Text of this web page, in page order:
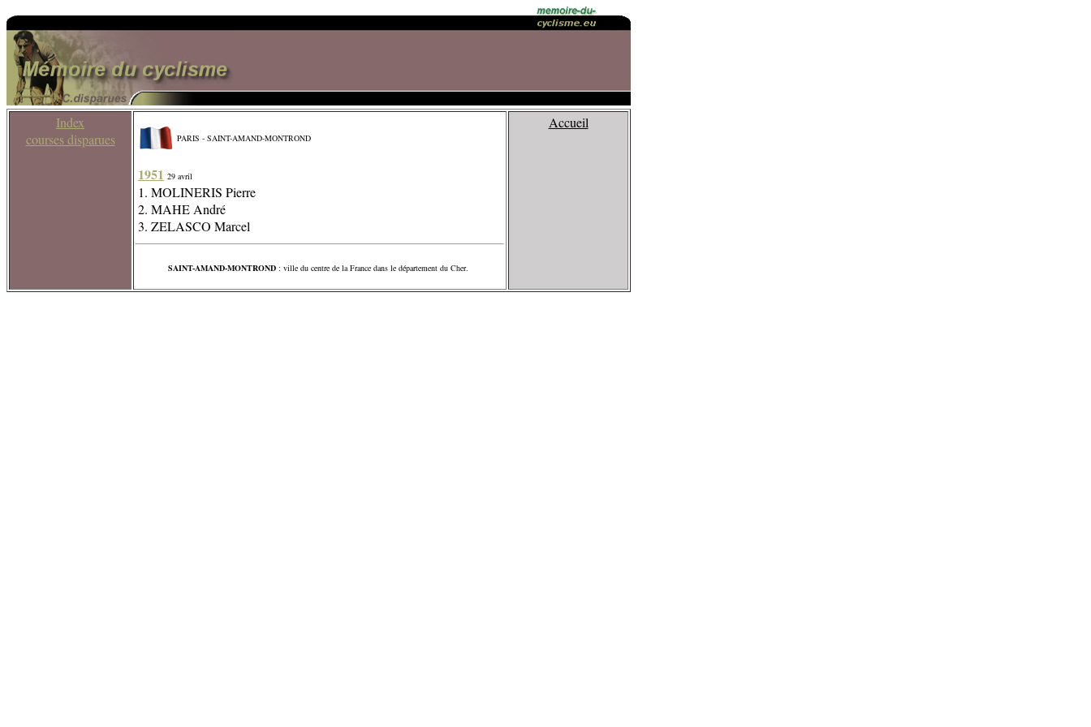
Index
courses disparues
PARIS - SAINT-AMAND-MONTROND
1951 29 avril
1. MOLINERIS Pierre
2. MAHE André
3. ZELASCO Marcel
SAINT-AMAND-MONTROND : ville du centre de la France dans le département du Cher.
Accueil